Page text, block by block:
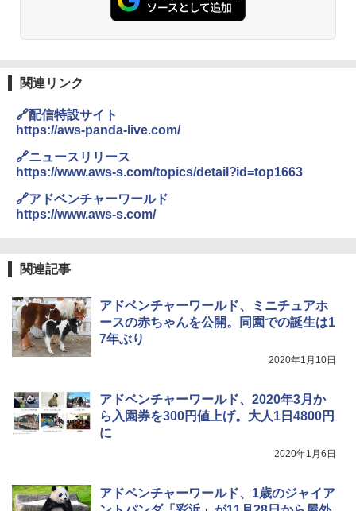
関の購入実績 登山・キャンプ・アウトドア・
送
￥6,459
ポインターライト 強力 小型 緑色/赤色/青紫色
USB充電式 高精度 超長距離照射 長時間使用
ア/オフィス/教育現場/展示会用 緑
関連リンク
🔗配信特設サイト
https://aws-panda-live.com/
🔗ニュースリリース
https://www.aws-s.com/topics/detail?id=top1663
🔗アドベンチャーワールド
https://www.aws-s.com/
関連記事
アドベンチャーワールド、ミニチュアホ
ースの赤ちゃんを公開。同園での誕生は1
7年ぶり
2020年1月10日
アドベンチャーワールド、2020年3月か
ら入園券を300円値上げ。大人1日4800円
に
2020年1月6日
アドベンチャーワールド、1歳のジャイア